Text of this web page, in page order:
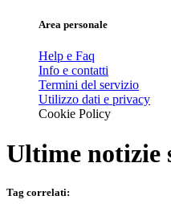
Area personale
Help e Faq
Info e contatti
Termini del servizio
Utilizzo dati e privacy
Cookie Policy
Ultime notizie
Tag correlati: